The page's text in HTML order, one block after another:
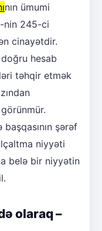
nın ümumi
nin 245-ci
cinayətdir.
hesab
təhqir etmək
şərəf
niyyəti
belə bir niyyətin
olaraq –